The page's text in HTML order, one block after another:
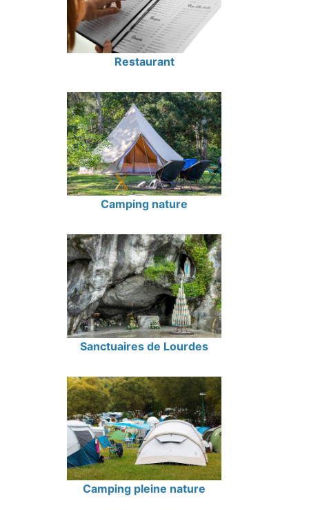
Restaurant
Camping nature
Sanctuaires de Lourdes
Camping pleine nature